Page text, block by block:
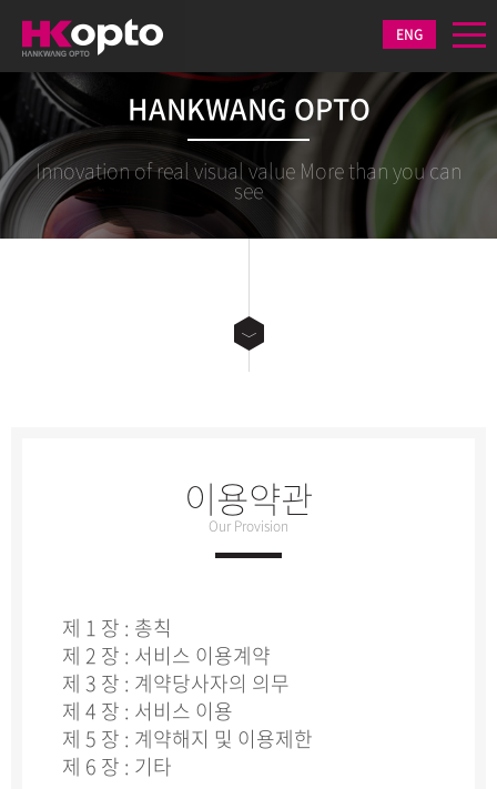
ENG
HANKWANG OPTO
Innovation of real visual value More than you can
see
이용약관
Our Provision
제 1 장 : 총칙
제 2 장 : 서비스 이용계약
제 3 장 : 계약당사자의 의무
제 4 장 : 서비스 이용
제 5 장 : 계약해지 및 이용제한
제 6 장 : 기타